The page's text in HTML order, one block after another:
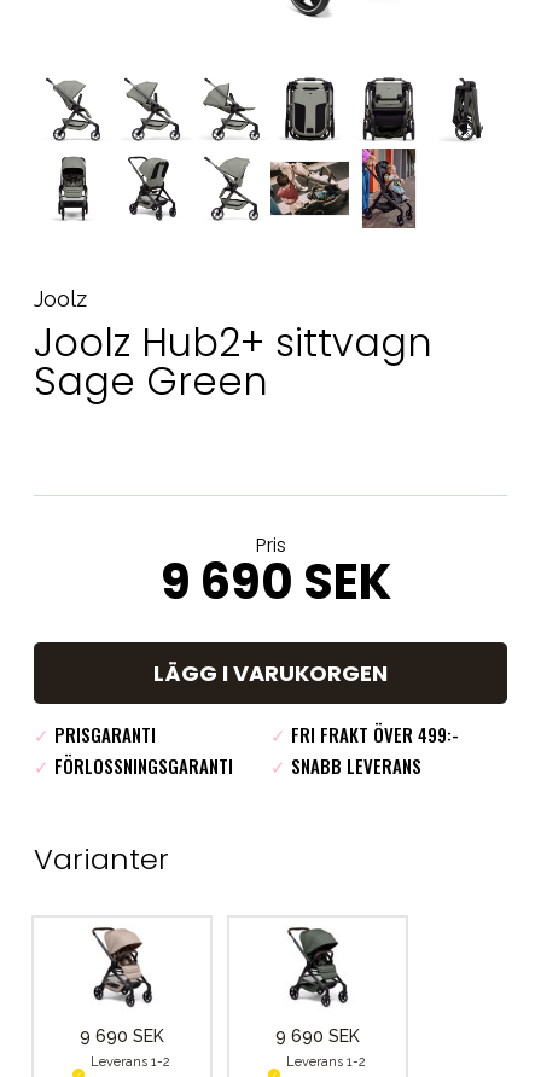
Joolz
Joolz Hub2+ sittvagn
Sage Green
Pris
9 690 SEK
LÄGG I VARUKORGEN
✓ PRISGARANTI ✓ FRI FRAKT ÖVER 499:-
✓ FÖRLOSSNINGSGARANTI ✓ SNABB LEVERANS
Varianter
9 690 SEK
Leverans 1-2
9 690 SEK
Leverans 1-2
Varumärken
Sol och bad Outlet
Guider
Kontakta oss
Uthyrning Vår butik